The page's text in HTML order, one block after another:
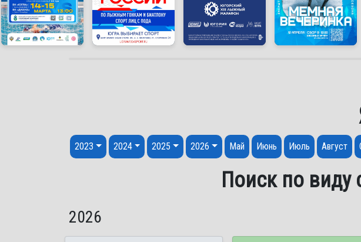
Перейти к содержанию
2023 2024 2025 2026 Май Июнь Июль Август
Поиск по виду
2026